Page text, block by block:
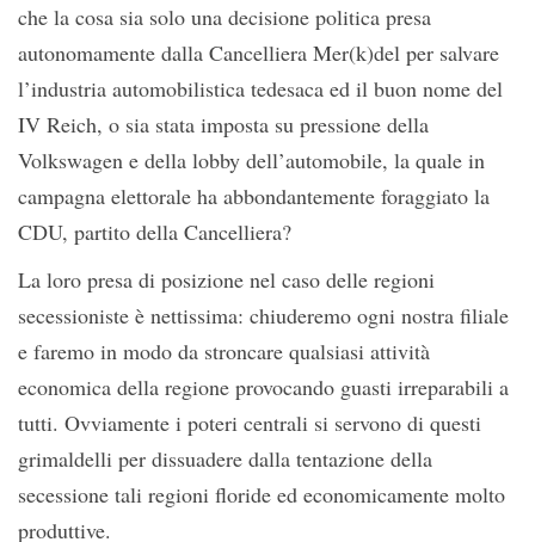
che la cosa sia solo una decisione politica presa
autonomamente dalla Cancelliera Mer(k)del per salvare
l’industria automobilistica tedesaca ed il buon nome del
IV Reich, o sia stata imposta su pressione della
Volkswagen e della lobby dell’automobile, la quale in
campagna elettorale ha abbondantemente foraggiato la
CDU, partito della Cancelliera?
La loro presa di posizione nel caso delle regioni
secessioniste è nettissima: chiuderemo ogni nostra filiale
e faremo in modo da stroncare qualsiasi attività
economica della regione provocando guasti irreparabili a
tutti. Ovviamente i poteri centrali si servono di questi
grimaldelli per dissuadere dalla tentazione della
secessione tali regioni floride ed economicamente molto
produttive.